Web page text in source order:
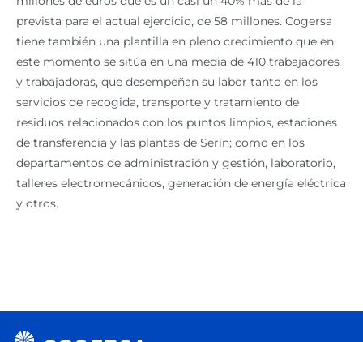
prevista para el actual ejercicio, de 58 millones. Cogersa
tiene también una plantilla en pleno crecimiento que en
este momento se sitúa en una media de 410 trabajadores
y trabajadoras, que desempeñan su labor tanto en los
servicios de recogida, transporte y tratamiento de
residuos relacionados con los puntos limpios, estaciones
de transferencia y las plantas de Serín; como en los
departamentos de administración y gestión, laboratorio,
talleres electromecánicos, generación de energía eléctrica
y otros.